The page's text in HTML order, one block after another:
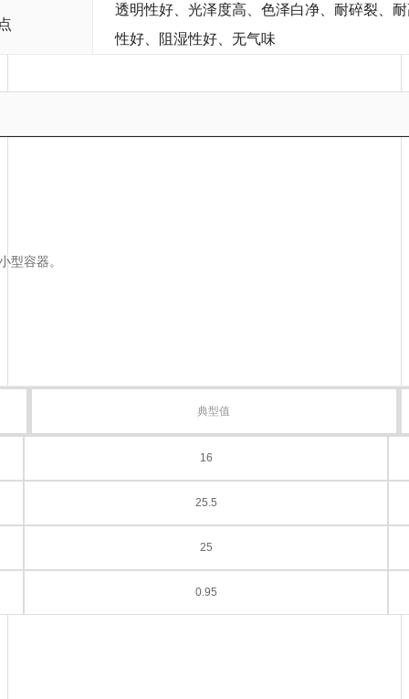
透明性好、光泽度高、色泽白净、耐碎裂、
性好、阻湿性好、无气味
型容器。
典型值
16
25.5
25
0.95